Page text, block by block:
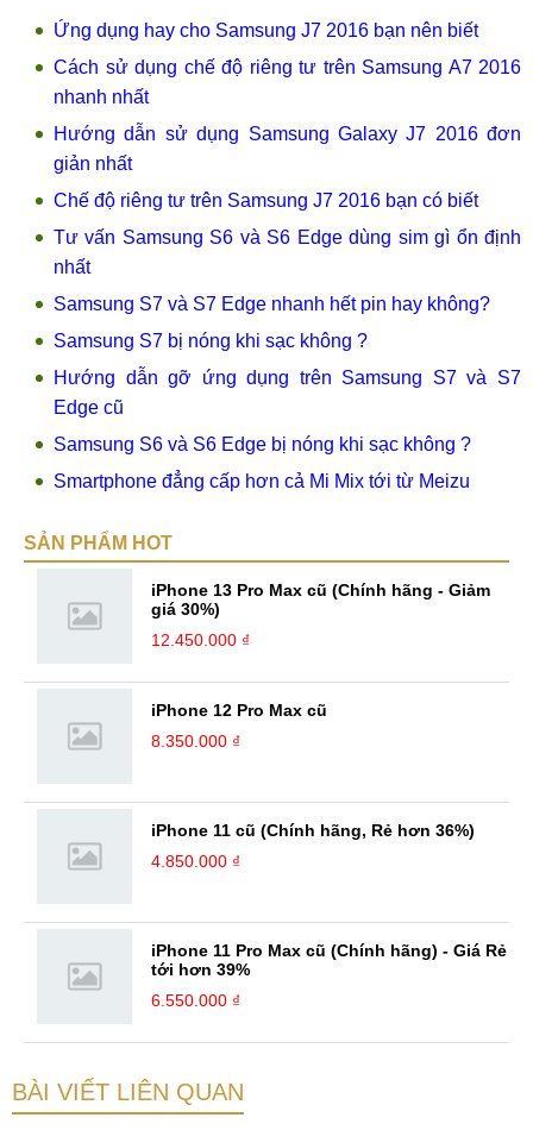
Ứng dụng hay cho Samsung J7 2016 bạn nên biết
Cách sử dụng chế độ riêng tư trên Samsung A7 2016
nhanh nhất
Hướng dẫn sử dụng Samsung Galaxy J7 2016 đơn
giản nhất
Chế độ riêng tư trên Samsung J7 2016 bạn có biết
Tư vấn Samsung S6 và S6 Edge dùng sim gì ổn định
nhất
Samsung S7 và S7 Edge nhanh hết pin hay không?
Samsung S7 bị nóng khi sạc không ?
Hướng dẫn gỡ ứng dụng trên Samsung S7 và S7
Edge cũ
Samsung S6 và S6 Edge bị nóng khi sạc không ?
Smartphone đẳng cấp hơn cả Mi Mix tới từ Meizu
SẢN PHẨM HOT
iPhone 13 Pro Max cũ (Chính hãng - Giảm
giá 30%)
12.450.000 ₫
iPhone 12 Pro Max cũ
8.350.000 ₫
iPhone 11 cũ (Chính hãng, Rẻ hơn 36%)
4.850.000 ₫
iPhone 11 Pro Max cũ (Chính hãng) - Giá Rẻ
tới hơn 39%
6.550.000 ₫
BÀI VIẾT LIÊN QUAN